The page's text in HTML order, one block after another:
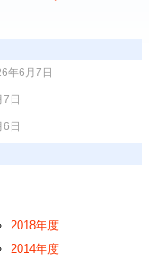
年6月7日
7日
6日
2018年度
2014年度